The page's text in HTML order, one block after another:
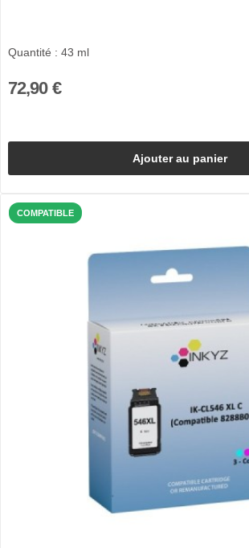
Quantité : 43 ml
72,90 €
Ajouter au panier
COMPATIBLE